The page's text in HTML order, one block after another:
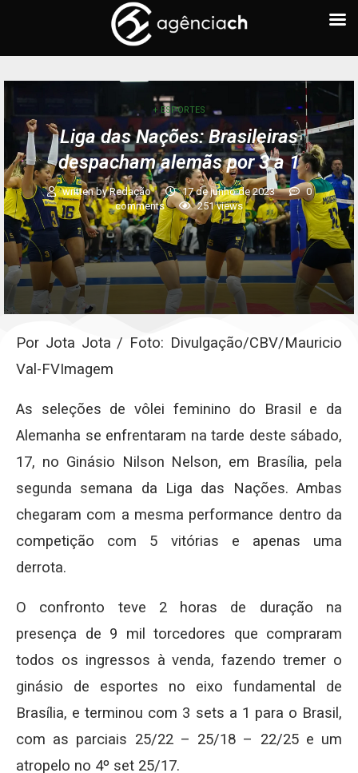
+ ESPORTES
Liga das Nações: Brasileiras
despacham alemãs por 3 a 1
written byRedação 17 de junho de 2023
0
comments
251views
Por Jota Jota / Foto: Divulgação/CBV/Mauricio
Val-FVImagem
As seleções de vôlei feminino do Brasil e da
Alemanha se enfrentaram na tarde deste sábado,
17, no Ginásio Nilson Nelson, em Brasília, pela
segunda semana da Liga das Nações. Ambas
chegaram com a mesma performance dentro da
competição com 5 vitórias e apenas uma
derrota.
O confronto teve 2 horas de duração na
presença de 9 mil torcedores que compraram
todos os ingressos à venda, fazendo tremer o
ginásio de esportes no eixo fundamental de
Brasília, e terminou com 3 sets a 1 para o Brasil,
com as parciais 25/22 – 25/18 – 22/25 e um
atropelo no 4º set 25/17.